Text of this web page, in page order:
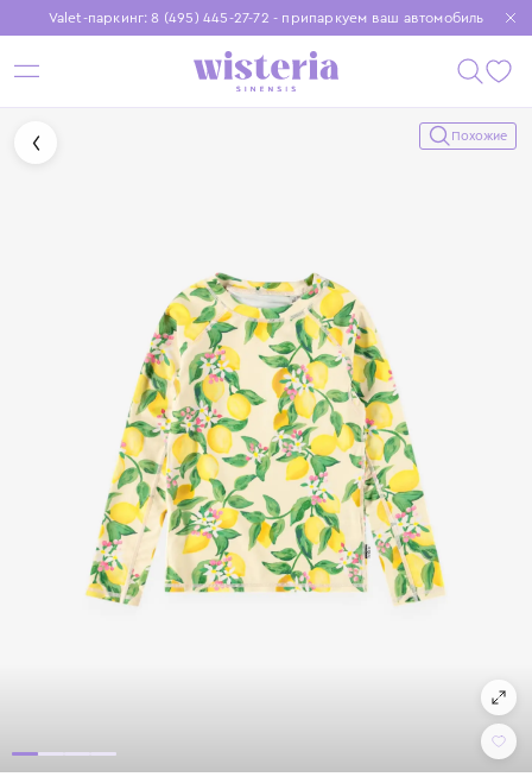
Valet-паркинг: 8 (495) 445-27-72 - припаркуем ваш автомобиль
Бесплатная доставка при заказе от 15 000 ₽
Установите приложение, чтобы покупки были еще удобнее
Похожие